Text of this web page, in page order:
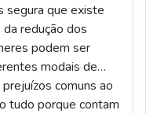
segura que existe
redução dos
podem ser
modais de
comuns ao
tudo porque contam